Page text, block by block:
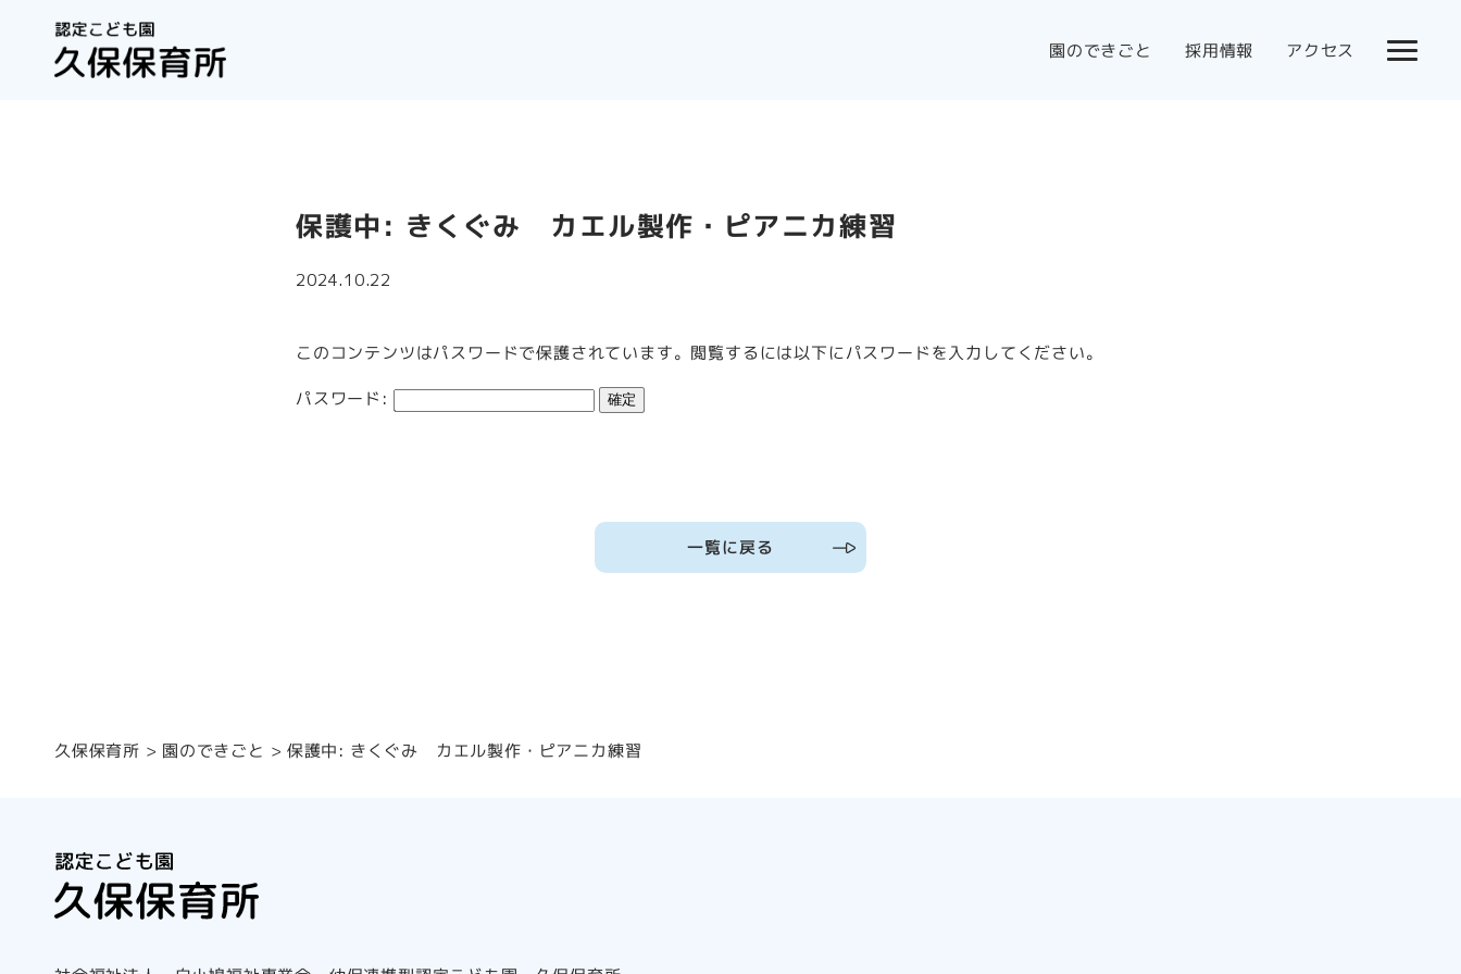
園のできごと 採用情報 アクセス
保護中: きくぐみ カエル製作・ピアニカ練習
2024.10.22
このコンテンツはパスワードで保護されています。閲覧するには以下にパスワードを入力してください。
パスワード:
一覧に戻る
久保保育所 園のできごと 保護中: きくぐみ カエル製作・ピアニカ練習